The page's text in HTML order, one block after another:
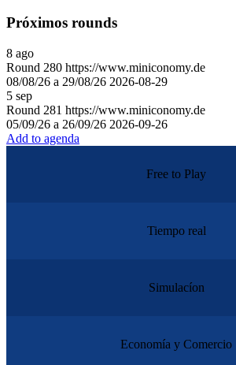
Próximos rounds
8 ago
Round 280 https://www.miniconomy.de
08/08/26 a 29/08/26 2026-08-29
5 sep
Round 281 https://www.miniconomy.de
05/09/26 a 26/09/26 2026-09-26
Add to agenda
Free to Play
Tiempo real
Simulacíon
Economía y Comercio